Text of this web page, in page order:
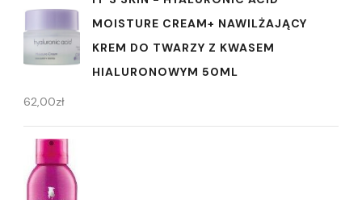
MOISTURE CREAM+ NAWILŻAJĄCY
KREM DO TWARZY Z KWASEM
HIALURONOWYM 50ML
62,00zł